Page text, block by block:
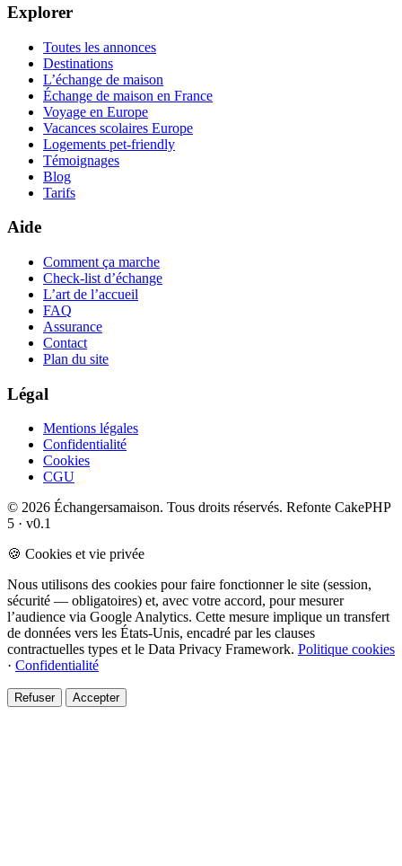
Explorer
Toutes les annonces
Destinations
L’échange de maison
Échange de maison en France
Voyage en Europe
Vacances scolaires Europe
Logements pet-friendly
Témoignages
Blog
Tarifs
Aide
Comment ça marche
Check-list d’échange
L’art de l’accueil
FAQ
Assurance
Contact
Plan du site
Légal
Mentions légales
Confidentialité
Cookies
CGU
© 2026 Échangersamaison. Tous droits réservés. Refonte CakePHP
5 · v0.1
🍪 Cookies et vie privée
Nous utilisons des cookies pour faire fonctionner le site (session,
sécurité — obligatoires) et, avec votre accord, pour mesurer
l’audience via Google Analytics. Cette mesure implique un transfert
de données vers les États-Unis, encadré par les clauses
contractuelles types et le Data Privacy Framework. Politique cookies
· Confidentialité
Refuser Accepter